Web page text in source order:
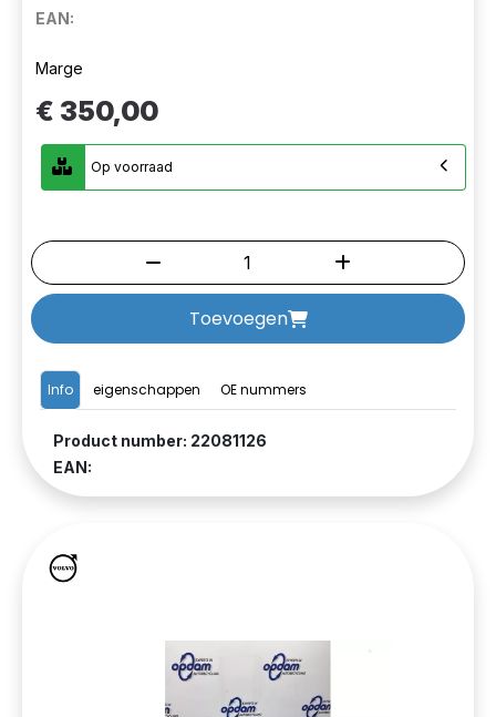
EAN:
Info eigenschappen OE nummers
Product number: 22081126
EAN:
Marge
€ 350,00
Op voorraad
Toevoegen